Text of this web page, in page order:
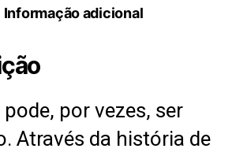
Informação adicional
pode, por vezes, ser
Através da história de